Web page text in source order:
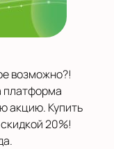
возможно?!
платформа
акцию. Купить
20%!